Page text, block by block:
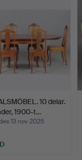
10 delar.
1900-t…
13 nov 2025